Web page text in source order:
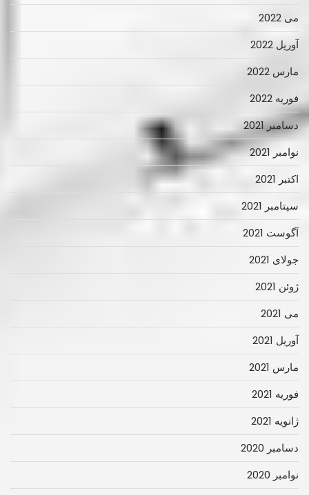
می 2022
آوریل 2022
مارس 2022
فوریه 2022
دسامبر 2021
نوامبر 2021
اکتبر 2021
سپتامبر 2021
آگوست 2021
جولای 2021
ژوئن 2021
می 2021
آوریل 2021
مارس 2021
فوریه 2021
ژانویه 2021
دسامبر 2020
نوامبر 2020